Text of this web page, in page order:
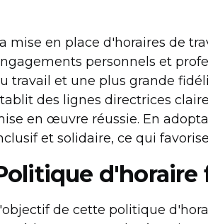
mise en place d'horaires de
personnels et
travail et une plus grande
des lignes directrices
en œuvre réussie. En
et solidaire, ce qui
d'horaire
de cette politique